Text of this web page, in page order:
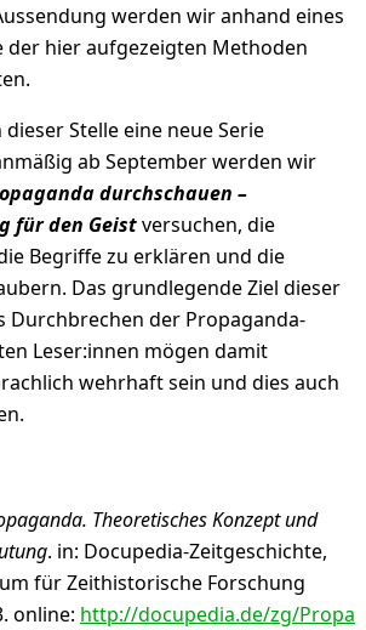
werden wir anhand eines
der hier aufgezeigten Methoden
Stelle eine neue Serie
ab September werden wir
durchschauen –
für den Geistversuchen, die
Begriffe zu erklären und die
Das grundlegende Ziel dieser
Durchbrechen der Propaganda-
Leser:innen mögen damit
wehrhaft sein und dies auch
Theoretisches Konzept und
. in: Docupedia-Zeitgeschichte,
für Zeithistorische Forschung
online: http://docupedia.de/zg/Propa